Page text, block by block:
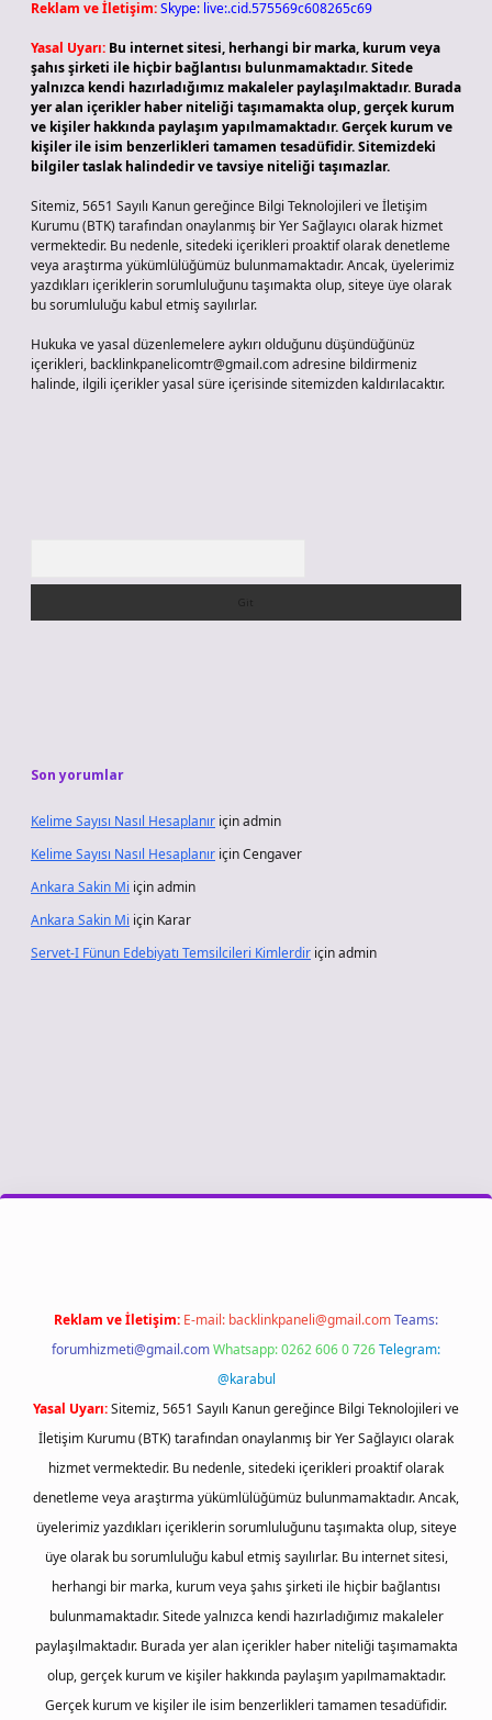
Reklam ve İletişim:Skype: live:.cid.575569c608265c69
Yasal Uyarı: Bu internet sitesi, herhangi bir marka, kurum veya
şahıs şirketi ile hiçbir bağlantısı bulunmamaktadır. Sitede
yalnızca kendi hazırladığımız makaleler paylaşılmaktadır. Burada
yer alan içerikler haber niteliği taşımamakta olup, gerçek kurum
ve kişiler hakkında paylaşım yapılmamaktadır. Gerçek kurum ve
kişiler ile isim benzerlikleri tamamen tesadüfidir. Sitemizdeki
bilgiler taslak halindedir ve tavsiye niteliği taşımazlar.
Sitemiz, 5651 Sayılı Kanun gereğince Bilgi Teknolojileri ve İletişim
Kurumu (BTK) tarafından onaylanmış bir Yer Sağlayıcı olarak hizmet
vermektedir. Bu nedenle, sitedeki içerikleri proaktif olarak denetleme
veya araştırma yükümlülüğümüz bulunmamaktadır. Ancak, üyelerimiz
yazdıkları içeriklerin sorumluluğunu taşımakta olup, siteye üye olarak
bu sorumluluğu kabul etmiş sayılırlar.
Hukuka ve yasal düzenlemelere aykırı olduğunu düşündüğünüz
içerikleri, backlinkpanelicomtr@gmail.comadresine bildirmeniz
halinde, ilgili içerikler yasal süre içerisinde sitemizden kaldırılacaktır.
Son yorumlar
Kelime Sayısı Nasıl Hesaplanır içinadmin
Kelime Sayısı Nasıl Hesaplanır içinCengaver
Ankara Sakin Mi içinadmin
Ankara Sakin Mi için Karar
Servet-I Fünun Edebiyatı Temsilcileri Kimlerdir içinadmin
vdcasino giriş
Reklam ve İletişim: E-mail: backlinkpaneli@gmail.comTeams:
forumhizmeti@gmail.comWhatsapp: 0262 606 0 726Telegram:
@karabul
Yasal Uyarı:Sitemiz, 5651 Sayılı Kanun gereğince Bilgi Teknolojileri ve
İletişim Kurumu (BTK) tarafından onaylanmış bir Yer Sağlayıcı olarak
hizmet vermektedir. Bu nedenle, sitedeki içerikleri proaktif olarak
denetleme veya araştırma yükümlülüğümüz bulunmamaktadır. Ancak,
üyelerimiz yazdıkları içeriklerin sorumluluğunu taşımakta olup, siteye
üye olarak bu sorumluluğu kabul etmiş sayılırlar. Bu internet sitesi,
herhangi bir marka, kurum veya şahıs şirketi ile hiçbir bağlantısı
bulunmamaktadır. Sitede yalnızca kendi hazırladığımız makaleler
paylaşılmaktadır. Burada yer alan içerikler haber niteliği taşımamakta
olup, gerçek kurum ve kişiler hakkında paylaşım yapılmamaktadır.
Gerçek kurum ve kişiler ile isim benzerlikleri tamamen tesadüfidir.